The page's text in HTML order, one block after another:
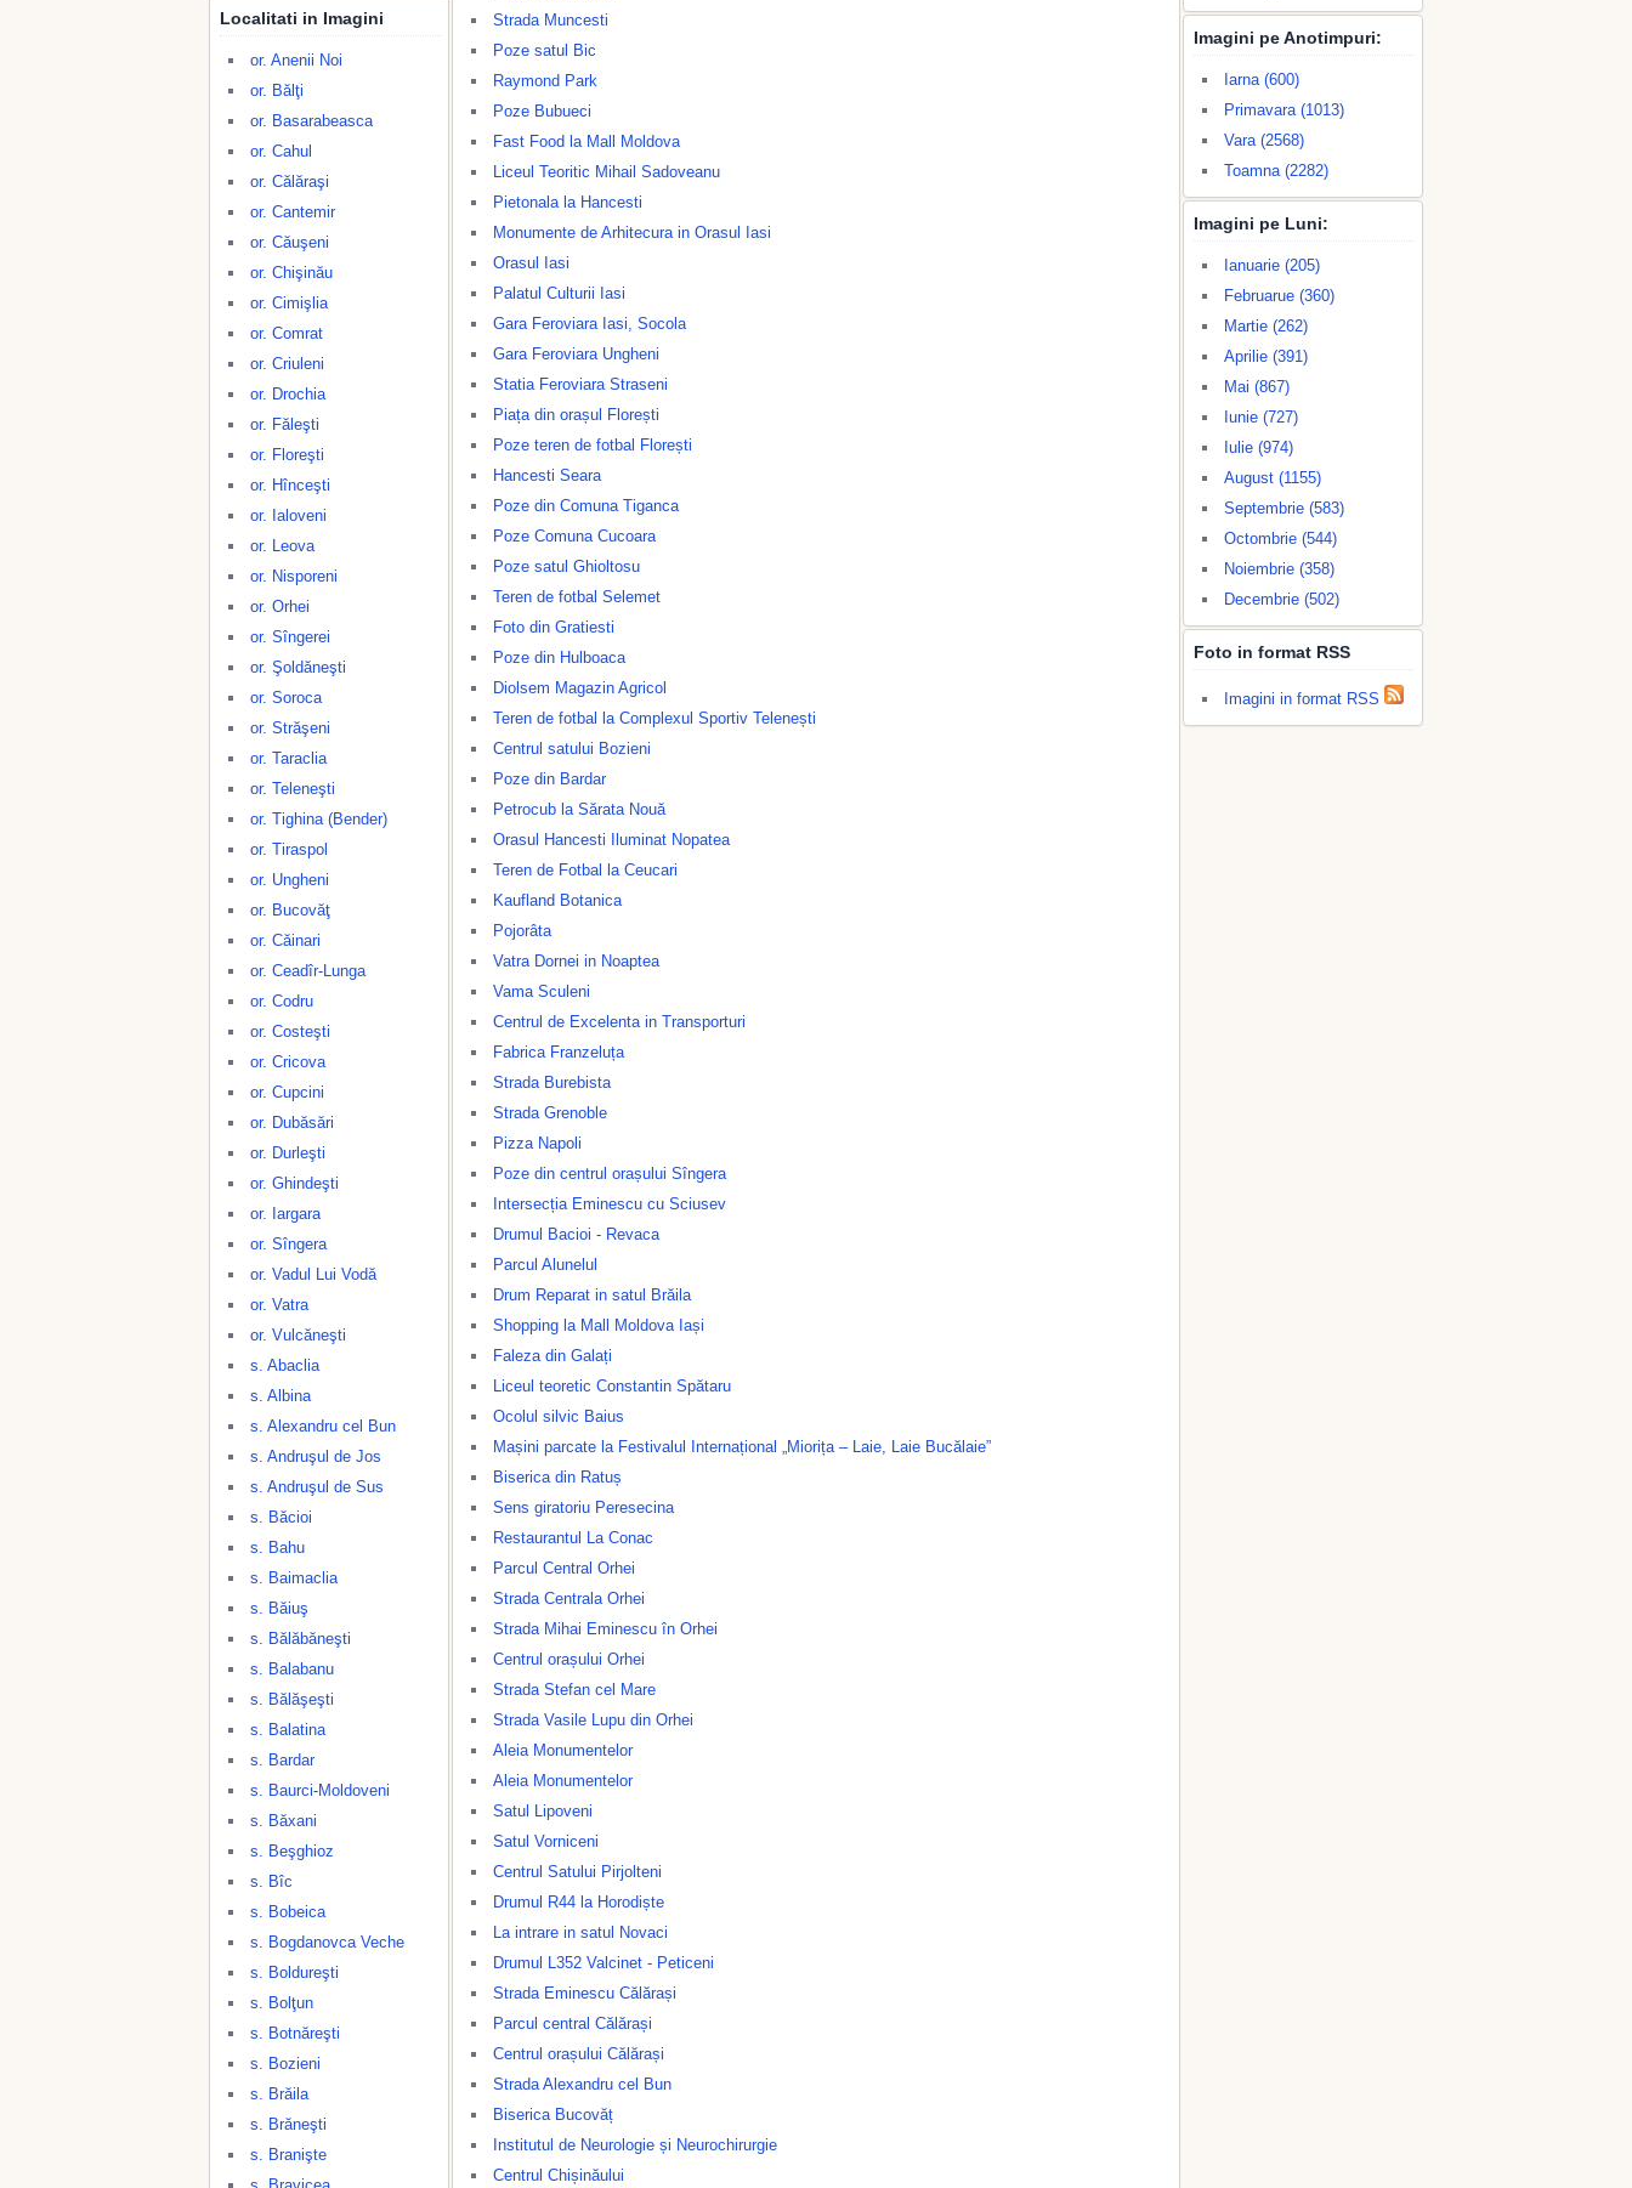
Localitati in Imagini
or. Anenii Noi
or. Bălţi
or. Basarabeasca
or. Cahul
or. Călăraşi
or. Cantemir
or. Căuşeni
or. Chişinău
or. Cimişlia
or. Comrat
or. Criuleni
or. Drochia
or. Făleşti
or. Floreşti
or. Hînceşti
or. Ialoveni
or. Leova
or. Nisporeni
or. Orhei
or. Sîngerei
or. Şoldăneşti
or. Soroca
or. Străşeni
or. Taraclia
or. Teleneşti
or. Tighina (Bender)
or. Tiraspol
or. Ungheni
or. Bucovăţ
or. Căinari
or. Ceadîr-Lunga
or. Codru
or. Costeşti
or. Cricova
or. Cupcini
or. Dubăsări
or. Durleşti
or. Ghindeşti
or. Iargara
or. Sîngera
or. Vadul Lui Vodă
or. Vatra
or. Vulcăneşti
s. Abaclia
s. Albina
s. Alexandru cel Bun
s. Andruşul de Jos
s. Andruşul de Sus
s. Băcioi
s. Bahu
s. Baimaclia
s. Băiuş
s. Bălăbăneşti
s. Balabanu
s. Bălăşeşti
s. Balatina
s. Bardar
s. Baurci-Moldoveni
s. Băxani
s. Beşghioz
s. Bîc
s. Bobeica
s. Bogdanovca Veche
s. Boldureşti
s. Bolţun
s. Botnăreşti
s. Bozieni
s. Brăila
s. Brăneşti
s. Branişte
Strada Muncesti
Poze satul Bic
Raymond Park
Poze Bubueci
Fast Food la Mall Moldova
Liceul Teoritic Mihail Sadoveanu
Pietonala la Hancesti
Monumente de Arhitecura in Orasul Iasi
Orasul Iasi
Palatul Culturii Iasi
Gara Feroviara Iasi, Socola
Gara Feroviara Ungheni
Statia Feroviara Straseni
Piața din orașul Florești
Poze teren de fotbal Florești
Hancesti Seara
Poze din Comuna Tiganca
Poze Comuna Cucoara
Poze satul Ghioltosu
Teren de fotbal Selemet
Foto din Gratiesti
Poze din Hulboaca
Diolsem Magazin Agricol
Teren de fotbal la Complexul Sportiv Telenești
Centrul satului Bozieni
Poze din Bardar
Petrocub la Sărata Nouă
Orasul Hancesti Iluminat Nopatea
Teren de Fotbal la Ceucari
Kaufland Botanica
Pojorâta
Vatra Dornei in Noaptea
Vama Sculeni
Centrul de Excelenta in Transporturi
Fabrica Franzeluța
Strada Burebista
Strada Grenoble
Pizza Napoli
Poze din centrul orașului Sîngera
Intersecția Eminescu cu Sciusev
Drumul Bacioi - Revaca
Parcul Alunelul
Drum Reparat in satul Brăila
Shopping la Mall Moldova Iași
Faleza din Galați
Liceul teoretic Constantin Spătaru
Ocolul silvic Baius
Mașini parcate la Festivalul Internațional „Miorița – Laie, Laie Bucălaie”
Biserica din Ratuș
Sens giratoriu Peresecina
Restaurantul La Conac
Parcul Central Orhei
Strada Centrala Orhei
Strada Mihai Eminescu în Orhei
Centrul orașului Orhei
Strada Stefan cel Mare
Strada Vasile Lupu din Orhei
Aleia Monumentelor
Aleia Monumentelor
Satul Lipoveni
Satul Vorniceni
Centrul Satului Pirjolteni
Drumul R44 la Horodiște
La intrare in satul Novaci
Drumul L352 Valcinet - Peticeni
Strada Eminescu Călărași
Parcul central Călărași
Centrul orașului Călărași
Strada Alexandru cel Bun
Biserica Bucovăț
Institutul de Neurologie și Neurochirurgie
Centrul Chișinăului
Imagini pe Anotimpuri:
Iarna (600)
Primavara (1013)
Vara (2568)
Toamna (2282)
Imagini pe Luni:
Ianuarie (205)
Februarue (360)
Martie (262)
Aprilie (391)
Mai (867)
Iunie (727)
Iulie (974)
August (1155)
Septembrie (583)
Octombrie (544)
Noiembrie (358)
Decembrie (502)
Foto in format RSS
Imagini in format RSS